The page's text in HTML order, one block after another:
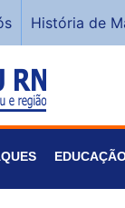
História de